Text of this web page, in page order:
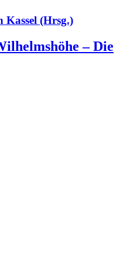
Kassel (Hrsg.)
– Die